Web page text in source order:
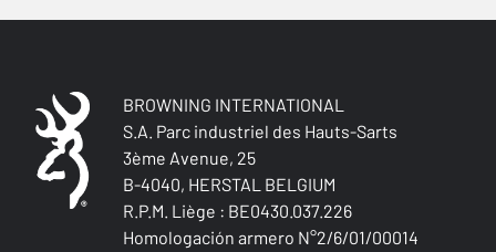
BROWNING INTERNATIONAL
S.A. Parc industriel des Hauts-Sarts
3ème Avenue, 25
B-4040, HERSTAL BELGIUM
R.P.M. Liège : BE0430.037.226
Homologación armero N°2/6/01/00014